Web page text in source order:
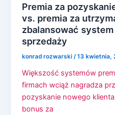
Premia za
vs. premia za
zbalansować
sprzedaży
konrad rozwarski /13 kwietnia,
Większość systemów
firmach wciąż nagradza
pozyskanie nowego
bonus za